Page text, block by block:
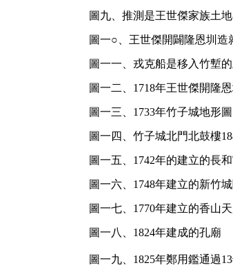
圖九、推測是王世傑家族土
圖一○、王世傑開闢隆恩圳造
圖一一、戎克船是移入竹塹
圖一二、1718年王世傑開隆
圖一三、1733年竹子城地形圖
圖一四、竹子城北門北鼓樓
圖一五、1742年的建立的長
圖一六、1748年建立的新竹
圖一七、1770年建立的香山
圖一八、1824年建成的孔廟
圖一九、1825年鄭用鑑通過